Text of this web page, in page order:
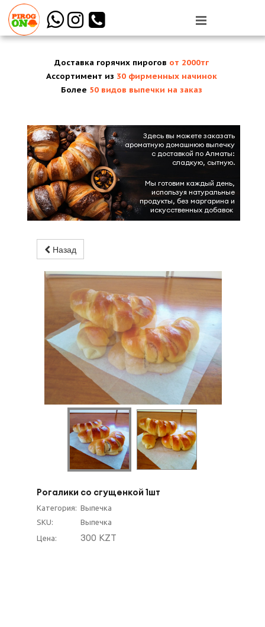
 

Доставка горячих пирогов от 2000тг
Ассортимент из 30 фирменных начинок
Более 50 видов выпечки на заказ
Здесь вы можете заказать
ароматную домашнюю выпечку
с доставкой по Алматы:
сладкую, сытную.
Мы готовим каждый день,
используя натуральные
продукты, без маргарина и
искусственных добавок
Назад
Рогалики со сгущенкой 1шт
Категория: Выпечка
SKU:
Выпечка
Цена:
300 KZT